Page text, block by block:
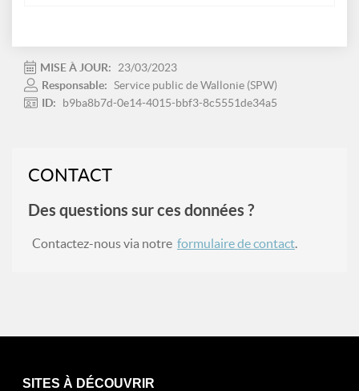
MISE À JOUR:
23/03/2023
Responsable: Service public de Wallonie (SPW)
ID:
b9ba8b7d-0e14-4015-bbf3-8c5551de34a5
CONTACT
Des questions sur ces données ?
Contactez-nous via notre formulaire de contact.
SITES À DÉCOUVRIR